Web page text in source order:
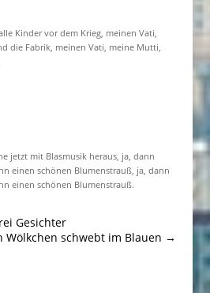
Kinder vor dem Krieg, meinen Vati,
die Fabrik, meinen Vati, meine Mutti,
jetzt mit Blasmusik heraus, ja, dann
einen schönen Blumenstrauß, ja, dann
einen schönen Blumenstrauß.
Gesichter
Wölkchen schwebt im Blauen →